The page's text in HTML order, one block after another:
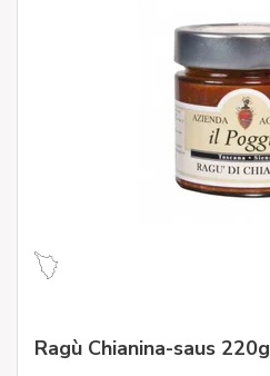
Ragù Chianina-saus 220g